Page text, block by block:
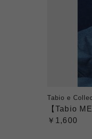
Tabio e
【Tabio
￥1,600